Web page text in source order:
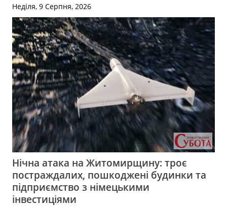
Неділя, 9 Серпня, 2026
Нічна атака на Житомирщину: троє
постраждалих, пошкоджені будинки та
підприємство з німецькими
інвестиціями